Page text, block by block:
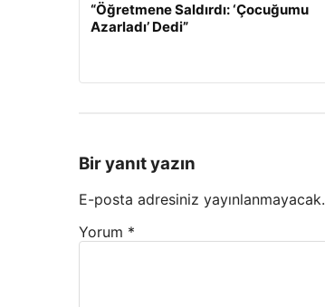
“Öğretmene Saldırdı: ‘Çocuğumu
Azarladı’ Dedi”
Bir yanıt yazın
E-posta adresiniz yayınlanmayacak.
Yorum *